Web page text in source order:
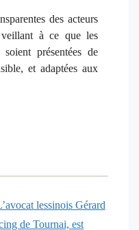
des acteurs
à ce que les
présentées de
et adaptées aux
lessinois Gérard
de Tournai, est